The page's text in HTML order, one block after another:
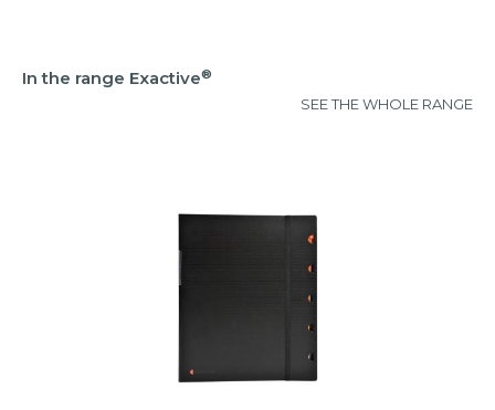
In the range Exactive®
SEE THE WHOLE RANGE